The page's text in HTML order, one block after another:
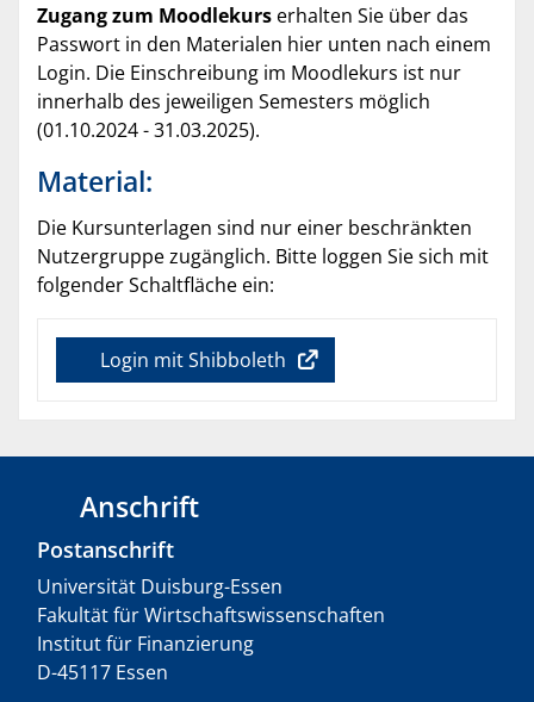
Zugang zum Moodlekurs erhalten Sie über das
Passwort in den Materialen hier unten nach einem
Login. Die Einschreibung im Moodlekurs ist nur
innerhalb des jeweiligen Semesters möglich
(01.10.2024 - 31.03.2025).
Material:
Die Kursunterlagen sind nur einer beschränkten
Nutzergruppe zugänglich. Bitte loggen Sie sich mit
folgender Schaltfläche ein:
Login mit Shibboleth
Anschrift
Postanschrift
Universität Duisburg-Essen
Fakultät für Wirtschaftswissenschaften
Institut für Finanzierung
D-45117 Essen